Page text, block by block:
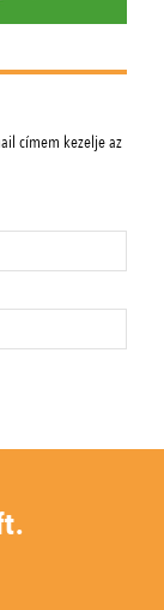
címem kezelje az